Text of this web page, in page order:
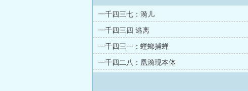
一千四三七：漪儿
一千四三四 逃离
一千四三一：螳螂捕蝉
一千四二八：凰漪现本体